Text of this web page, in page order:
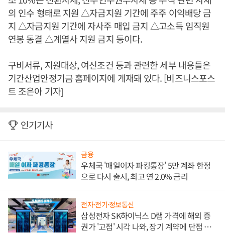
의 인수 형태로 지원 △자금지원 기간에 주주 이익배당 금
지 △자금지원 기간에 자사주 매입 금지 △고소득 임직원
연봉 동결 △계열사 지원 금지 등이다.
구비서류, 지원대상, 여신조건 등과 관련한 세부 내용들은
기간산업안정기금 홈페이지에 게재돼 있다. [비즈니스포스
트 조은아 기자]
인기기사
금융
우체국 '매일이자 파킹통장' 5만 계좌 한정
으로 다시 출시, 최고 연 2.0% 금리
전자·전기·정보통신
삼성전자 SK하이닉스 D램 가격에 해외 증
권가 '고점' 시각 나와, 장기 계약에 단점 부